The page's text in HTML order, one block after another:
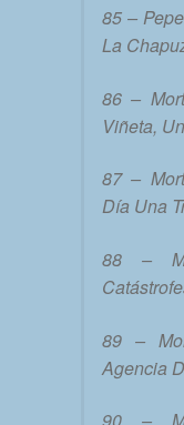
85 –
La
86 –
Viñeta,
87 –
Día Una
88 –
89 –
Agencia